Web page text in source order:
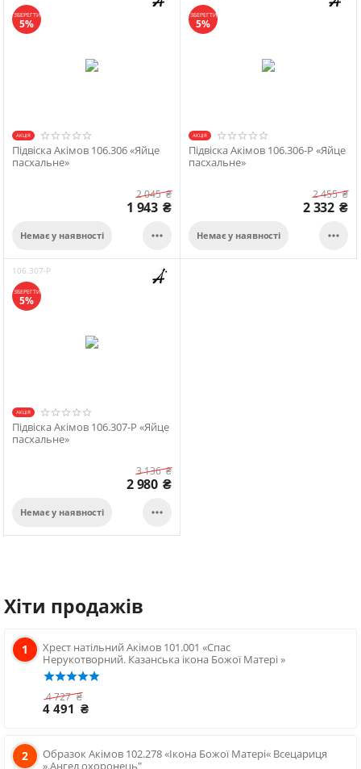
ЗБЕРЕГТИ
5%
АКЦІЯ
Підвіска Акімов 106.306 «Яйце
пасхальне»
2 045₴
1 943 ₴
Немає у наявності 
ЗБЕРЕГТИ
5%
АКЦІЯ
Підвіска Акімов 106.306-P «Яйце
пасхальне»
2 455₴
2 332 ₴
Немає у наявності 
106.307-P
ЗБЕРЕГТИ
5%
АКЦІЯ
Підвіска Акімов 106.307-P «Яйце
пасхальне»
3 136₴
2 980 ₴
Немає у наявності 
Хіти продажів
1
Хрест натільний Акімов 101.001 «Спас
Нерукотворний. Казанська ікона Божої Матері »
4 727 ₴
4 491 ₴
2
Образок Акімов 102.278 «Ікона Божої Матері« Всецариця
».Ангел охоронець"